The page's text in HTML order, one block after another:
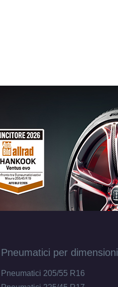
Pneumatici per dimensioni
Pneumatici 205/55 R16